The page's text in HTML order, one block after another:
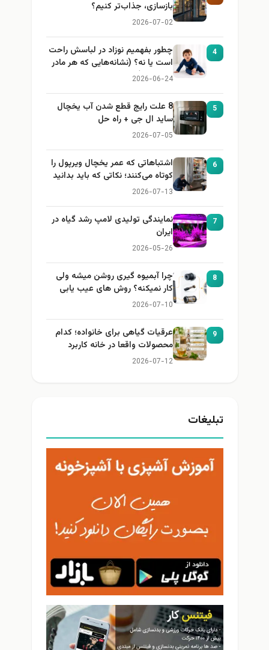
بازسازی، جذاب‌تر کنیم؟
2026-07-02
4
چطور بفهمیم نوزاد در لباسش راحت
است یا نه؟ (نشانه‌هایی که هر مادر
باید بداند)
2026-06-24
5
8 علت رایج قطع شدن آب یخچال
ساید ال جی + راه حل
2026-07-05
6
اشتباهاتی که عمر یخچال ویرپول را
کوتاه می‌کنند؛ نکاتی که باید بدانید
2026-07-13
7
نمایندگی تولیدی لامپ رشد گیاه در
ایران
2026-05-26
8
چرا آبمیوه گیری روشن میشه ولی
کار نمیکنه؟ روش های عیب یابی
2026-07-10
9
عرقیات گیاهی برای خانواده؛ کدام
محصولات واقعا در خانه کاربرد
دارند؟
2026-07-12
تبلیغات